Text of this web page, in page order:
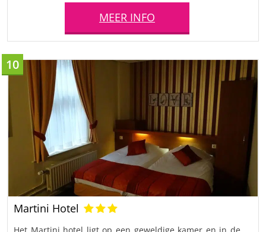
MEER INFO
10
Martini Hotel